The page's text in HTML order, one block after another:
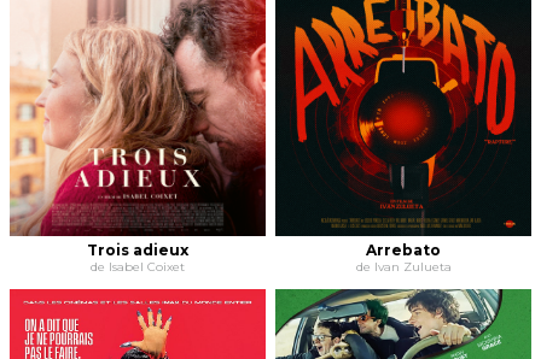
Trois adieux
de Isabel Coixet
Arrebato
de Ivan Zulueta